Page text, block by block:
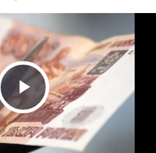
Play Video